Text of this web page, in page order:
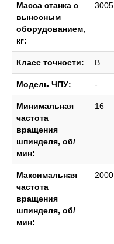
Масса станка с
выносным
оборудованием,
кг:
3005
Класс точности: В
Модель ЧПУ: -
Минимальная
частота
вращения
шпинделя, об/
мин:
16
Максимальная
частота
вращения
шпинделя, об/
мин:
2000